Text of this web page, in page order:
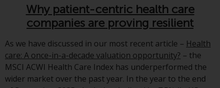
Commission zugelassen und
reguliert werden Exchange
Commission („SEC“); RWC Asset
Advisors (US) LLC, das bei der SEC
registriert ist; RWC Singapore
(Pte) Limited, die von der
Monetary Authority of Singapore
Why patient-centric health care
companies are proving resilient
As we have discussed in our most recent article – Health
care: A once-in-a-decade valuation opportunity? – the
MSCI ACWI Health Care Index has underperformed the
wider market over the past year. In the year to the end